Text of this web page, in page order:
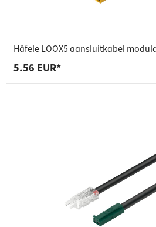
Häfele LOOX5 aansluitkabel
5.56 EUR*